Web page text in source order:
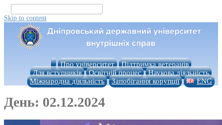
...
Skip to content
Про університет
Підтримка ветеранів
Для вступників
Освітній процес
Наукова діяльність
Міжнародна діяльність
Запобігання корупції ENG
День: 02.12.2024